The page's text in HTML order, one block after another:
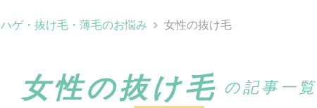
ハゲ・抜け毛・薄毛のお悩み 女性の抜け毛
女性の抜け毛 の記事一覧